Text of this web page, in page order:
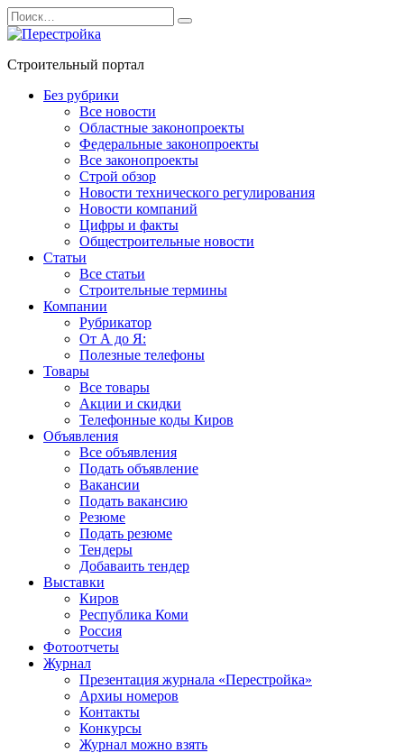
Перейти
к
содержанию
Search
for:
Строительный портал
Без рубрики
Все новости
Областные законопроекты
Федеральные законопроекты
Все законопроекты
Строй обзор
Новости технического регулирования
Новости компаний
Цифры и факты
Общестроительные новости
Статьи
Все статьи
Строительные термины
Компании
Рубрикатор
От А до Я:
Полезные телефоны
Товары
Все товары
Акции и скидки
Телефонные коды Киров
Объявления
Все объявления
Подать объявление
Вакансии
Подать вакансию
Резюме
Подать резюме
Тендеры
Добаваить тендер
Выставки
Киров
Республика Коми
Россия
Фотоотчеты
Журнал
Презентация журнала «Перестройка»
Архиы номеров
Контакты
Конкурсы
Журнал можно взять